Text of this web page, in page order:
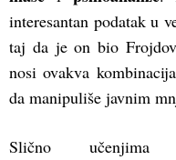
interesantan podatak u
taj da je on bio
nosi ovakva
da manipuliše javnim
Slično učenjima